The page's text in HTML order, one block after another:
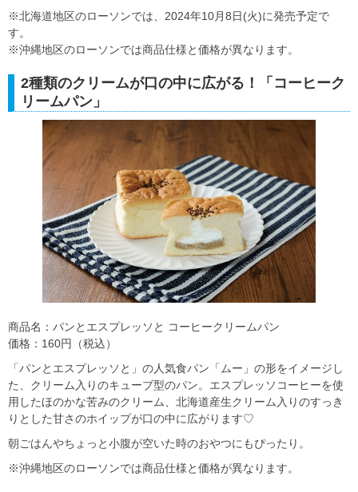
※北海道地区のローソンでは、2024年10月8日(火)に発売予定で
す。
※沖縄地区のローソンでは商品仕様と価格が異なります。
2種類のクリームが口の中に広がる！「コーヒーク
リームパン」
商品名：パンとエスプレッソと コーヒークリームパン
価格：160円（税込）
「パンとエスプレッソと」の人気食パン「ムー」の形をイメージし
た、クリーム入りのキューブ型のパン。エスプレッソコーヒーを使
用したほのかな苦みのクリーム、北海道産生クリーム入りのすっき
りとした甘さのホイップが口の中に広がります♡
朝ごはんやちょっと小腹が空いた時のおやつにもぴったり。
※沖縄地区のローソンでは商品仕様と価格が異なります。